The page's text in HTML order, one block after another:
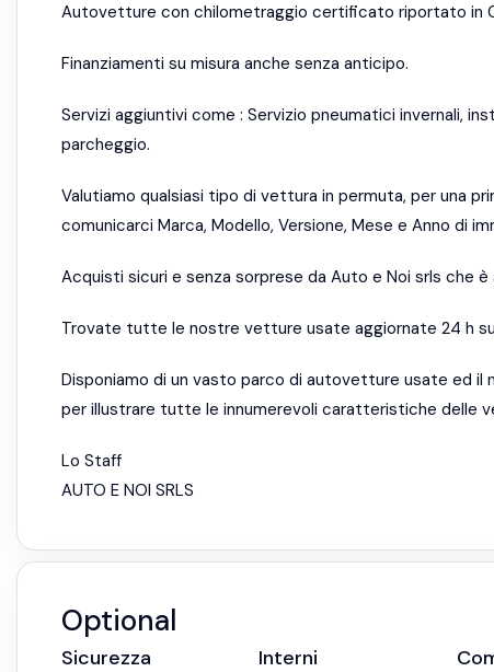
Autovetture con chilometraggio certificato riportato in
Finanziamenti su misura anche senza anticipo.
Servizi aggiuntivi come : Servizio pneumatici invernali,
parcheggio.
Valutiamo qualsiasi tipo di vettura in permuta, per una
comunicarci Marca, Modello, Versione, Mese e Anno di
Acquisti sicuri e senza sorprese da Auto e Noi srls che
Trovate tutte le nostre vetture usate aggiornate 24 h su
Disponiamo di un vasto parco di autovetture usate ed
per illustrare tutte le innumerevoli caratteristiche delle
Lo Staff
AUTO E NOI SRLS
Optional
Sicurezza Interni